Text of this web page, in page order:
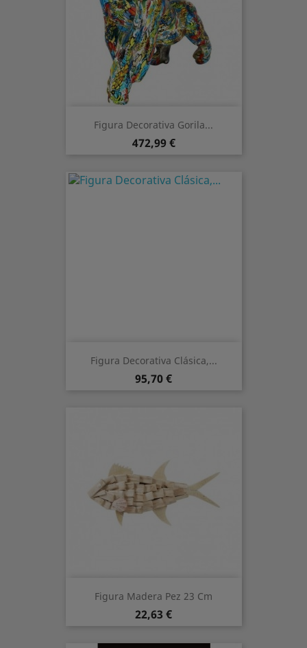
Figura Decorativa Gorila...
Precio
472,99 €
Figura Decorativa Clásica,...
Precio
95,70 €
Figura Madera Pez 23 Cm
Precio
22,63 €